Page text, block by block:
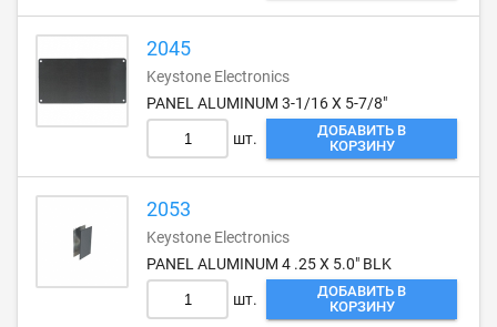
2045
Keystone Electronics
PANEL ALUMINUM 3-1/16 X 5-7/8"
шт.
ДОБАВИТЬ В
КОРЗИНУ
2053
Keystone Electronics
PANEL ALUMINUM 4 .25 X 5.0" BLK
шт.
ДОБАВИТЬ В
КОРЗИНУ